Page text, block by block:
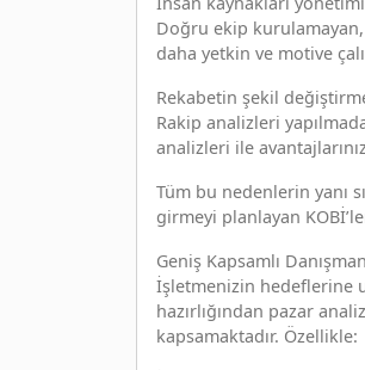
Doğru ekip kurulamayan,
daha yetkin ve motive
Rekabetin şekil
Rakip analizleri
analizleri ile
Tüm bu nedenlerin yanı
girmeyi planlayan
Geniş Kapsamlı
İşletmenizin hedeflerine
hazırlığından pazar
kapsamaktadır. Özellikle: